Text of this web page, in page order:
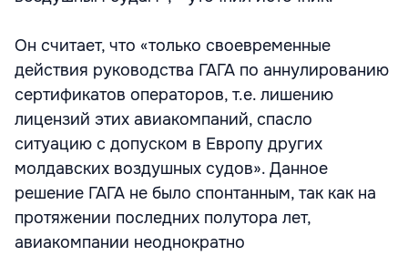
Он считает, что «только своевременные
действия руководства ГАГА по аннулированию
сертификатов операторов, т.е. лишению
лицензий этих авиакомпаний, спасло
ситуацию с допуском в Европу других
молдавских воздушных судов». Данное
решение ГАГА не было спонтанным, так как на
протяжении последних полутора лет,
авиакомпании неоднократно